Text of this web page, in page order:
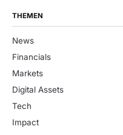
THEMEN
News
Financials
Markets
Digital Assets
Tech
Impact